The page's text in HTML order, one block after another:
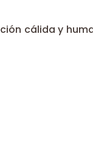
cálida y